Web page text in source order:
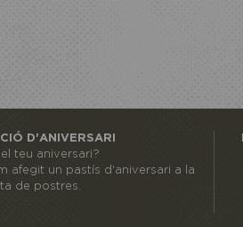
D'ANIVERSARI
el teu aniversari?
afegit un pastís d'aniversari a la
de postres.